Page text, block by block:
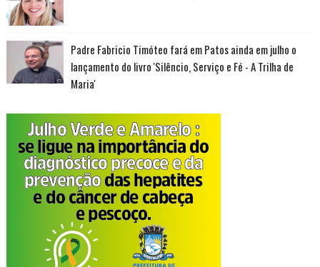
Padre Fabricio Timóteo fará em Patos ainda em julho o
lançamento do livro 'Silêncio, Serviço e Fé - A Trilha de
Maria'